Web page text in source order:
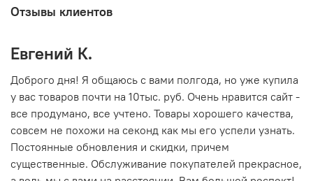
Отзывы клиентов
Евгений К.
Доброго дня! Я общаюсь с вами полгода, но уже купила
у вас товаров почти на 10тыс. руб. Очень нравится сайт -
все продумано, все учтено. Товары хорошего качества,
совсем не похожи на секонд как мы его успели узнать.
Постоянные обновления и скидки, причем
существенные. Обслуживание покупателей прекрасное,